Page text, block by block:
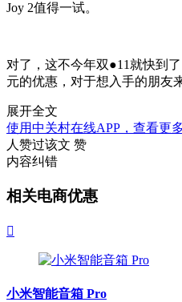
Joy 2值得一试。
对了，这不今年双●11就快到
元的优惠，对于想入手的朋友
展开全文
使用中关村在线APP，查看更
人赞过该文 赞
内容纠错
相关电商优惠

小米智能音箱 Pro